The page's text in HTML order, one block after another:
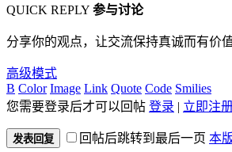
QUICK REPLY 参与讨论
分享你的观点，让交流保持真诚而有价值
高级模式
B Color Image Link Quote Code Smilies
您需要登录后才可以回帖 登录 | 立即注
发表回复 回帖后跳转到最后一页 本